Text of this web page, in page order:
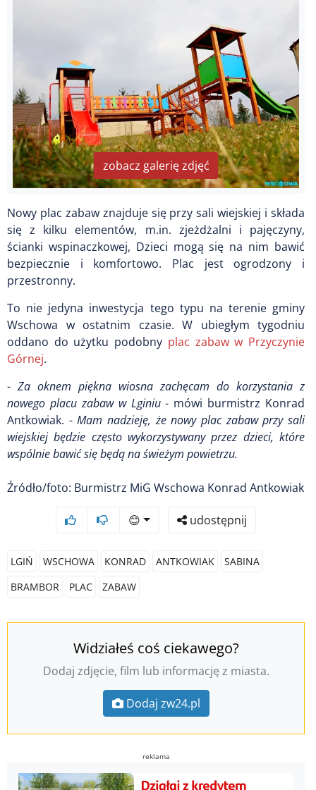
zobacz galerię zdjęć
Nowy plac zabaw znajduje się przy sali wiejskiej i składa
się z kilku elementów, m.in. zjeżdżalni i pajęczyny,
ścianki wspinaczkowej, Dzieci mogą się na nim bawić
bezpiecznie i komfortowo. Plac jest ogrodzony i
przestronny.
To nie jedyna inwestycja tego typu na terenie gminy
Wschowa w ostatnim czasie. W ubiegłym tygodniu
oddano do użytku podobny plac zabaw w Przyczynie
Górnej.
- Za oknem piękna wiosna zachęcam do korzystania z
nowego placu zabaw w Lginiu- mówi burmistrz Konrad
Antkowiak. -Mam nadzieję, że nowy plac zabaw przy sali
wiejskiej będzie często wykorzystywany przez dzieci, które
wspólnie bawić się będą na świeżym powietrzu.
Źródło/foto: Burmistrz MiG Wschowa Konrad Antkowiak
😊 udostępnij
LGIŃ WSCHOWA KONRAD ANTKOWIAK
SABINA
BRAMBOR
PLAC ZABAW
Widziałeś coś ciekawego?
Dodaj zdjęcie, film lub informację z miasta.
Dodaj zw24.pl
reklama